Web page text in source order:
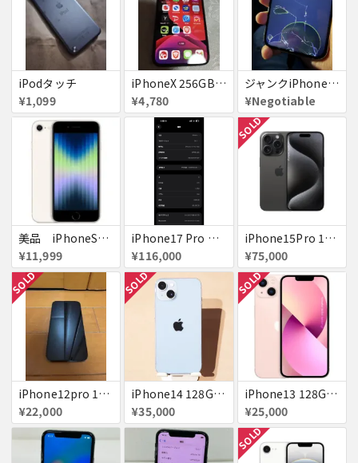
iPodタッチ
¥1,099
iPhoneX 256GB ▲softbank ジャンク スペースグレイ A1902 送料無料
¥4,780
ジャンクiPhone13ProMax 128GB ドコモ
¥Negotiable
美品 iPhoneSE２ ｉＯＳ１８
¥11,999
iPhone17 Pro Max 256GB 画面割れ
¥116,000
SOLD
iPhone15Pro 128GB ブラックチタニウム au
¥75,000
SOLD
iPhone12pro 128GB ブルー 赤ロム
¥22,000
SOLD
iPhone14 128GB Blue au 送料無料
¥35,000
SOLD
iPhone13 128GB ピンク docomo 送料無料
¥25,000
SOLD